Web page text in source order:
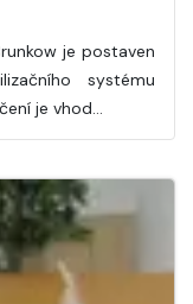
je postaven
systému
je vhod…